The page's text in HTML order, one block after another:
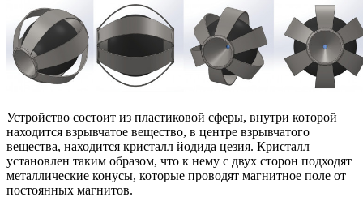
Устройство состоит из пластиковой сферы, внутри которой
находится взрывчатое вещество, в центре взрывчатого
вещества, находится кристалл йодида цезия. Кристалл
установлен таким образом, что к нему с двух сторон подходят
металлические конусы, которые проводят магнитное поле от
постоянных магнитов.